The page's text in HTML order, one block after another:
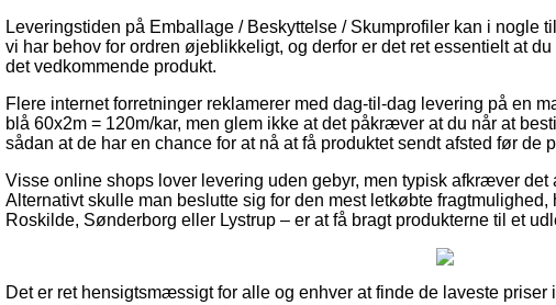
Leveringstiden på Emballage / Beskyttelse / Skumprofiler kan i
vi har behov for ordren øjeblikkeligt, og derfor er det ret essentielt at
det vedkommende produkt.
Flere internet forretninger reklamerer med dag-til-dag levering på en
blå 60x2m = 120m/kar, men glem ikke at det påkræver at du når at
sådan at de har en chance for at nå at få produktet sendt afsted før de
Visse online shops lover levering uden gebyr, men typisk afkræver det
Alternativt skulle man beslutte sig for den mest letkøbte
Roskilde, Sønderborg eller Lystrup – er at få bragt produkterne til et
Det er ret hensigtsmæssigt for alle og enhver at finde de laveste priser